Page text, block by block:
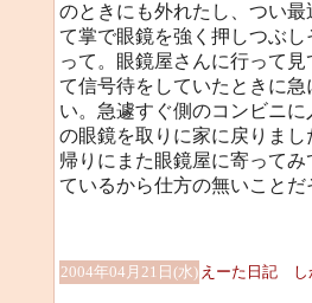
のときにも外れたし、つい
て掌で眼鏡を強く押しつぶ
って。眼鏡屋さんに行って
て信号待をしていたときに
い。急遽すぐ側のコンビニ
の眼鏡を取りに家に戻りまし
帰りにまた眼鏡屋に寄って
ているから仕方の無いこと
2004年04月21日(水) えーた日記 し